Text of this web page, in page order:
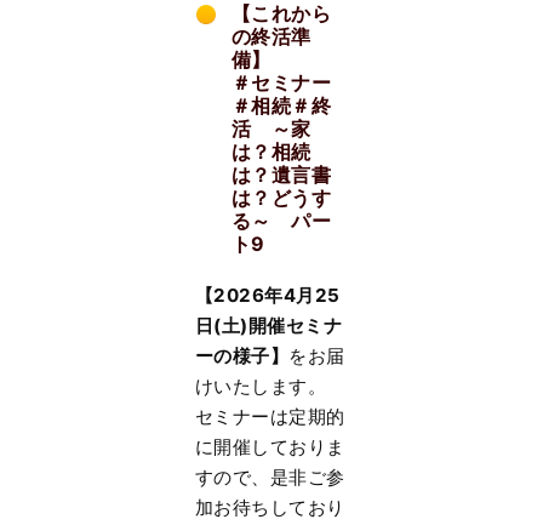
【これから
の終活準
備】
＃セミナー
＃相続＃終
活 ～家
は？相続
は？遺言書
は？どうす
る～ パー
ト9
【2026年4月25
日(土)開催セミナ
ーの様子】 をお届
けいたします。
セミナーは定期的
に開催しておりま
すので、是非ご参
加お待ちしており